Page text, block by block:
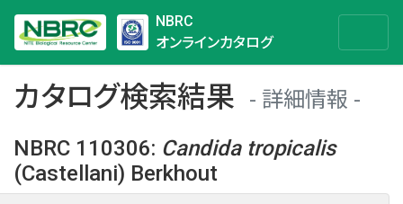
NBRC
オンラインカタログ
カタログ検索結果
詳細情報
NBRC 110306: Candida tropicalis
(Castellani) Berkhout